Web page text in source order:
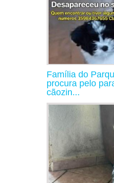
Família do
procura pelo
cãozin...